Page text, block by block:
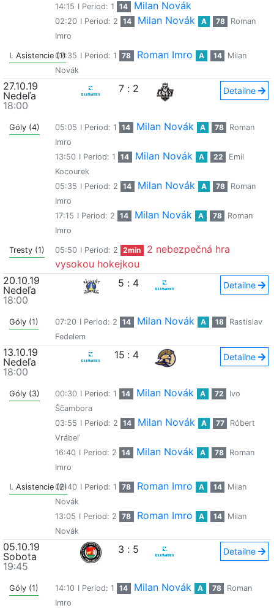
14:15 I Period: 1 14 Milan Novák
02:20 I Period: 2 14 Milan Novák A 78
Roman
Imro
I. Asistencie (1)02:35 I Period: 1 78 Roman Imro A 14
Milan
Novák
27.10.19
Nedeľa
18:00
7 : 2 Detailne
Góly (4) 05:05 I Period: 1 14 Milan Novák A 78
Roman
Imro
13:50 I Period: 1 14 Milan Novák A 22
Emil
Kocourek
05:35 I Period: 2 14 Milan Novák A 78
Roman
Imro
17:15 I Period: 2 14 Milan Novák A 78
Roman
Imro
Tresty (1) 05:50 I Period: 2 2min
2 nebezpečná hra
vysokou hokejkou
20.10.19
Nedeľa
18:00
5 : 4 Detailne
Góly (1) 07:20 I Period: 2 14 Milan Novák A 18
Rastislav
Fedelem
13.10.19
Nedeľa
18:00
15 : 4 Detailne
Góly (3) 00:30 I Period: 1 14 Milan Novák A 72
Ivo
Ščambora
03:55 I Period: 2 14 Milan Novák A 77
Róbert
Vrábeľ
16:40 I Period: 2 14 Milan Novák A 78
Roman
Imro
I. Asistencie (2)06:40 I Period: 1 78 Roman Imro A 14
Milan
Novák
13:05 I Period: 2 78 Roman Imro A 14
Milan
Novák
05.10.19
Sobota
19:45
3 : 5 Detailne
Góly (1) 14:10 I Period: 1 14 Milan Novák A 78
Roman
Imro